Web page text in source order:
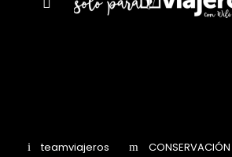
teamviajeros
CONSERVACIÓN